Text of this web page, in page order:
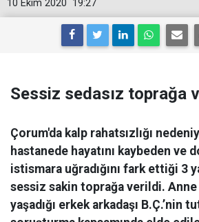
19:27
10 Ekim 2020
Sessiz sedasız toprağa
Çorum'da kalp rahatsızlığı
hastanede hayatını kaybeden ve
istismara uğradığını fark ettiği 3
sessiz sakin toprağa verildi.
yaşadığı erkek arkadaşı B.Ç.’nin